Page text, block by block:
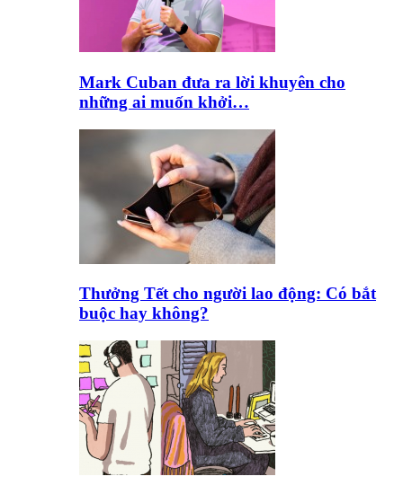
Mark Cuban đưa ra lời khuyên cho
những ai muốn khởi…
Thưởng Tết cho người lao động: Có bắt
buộc hay không?